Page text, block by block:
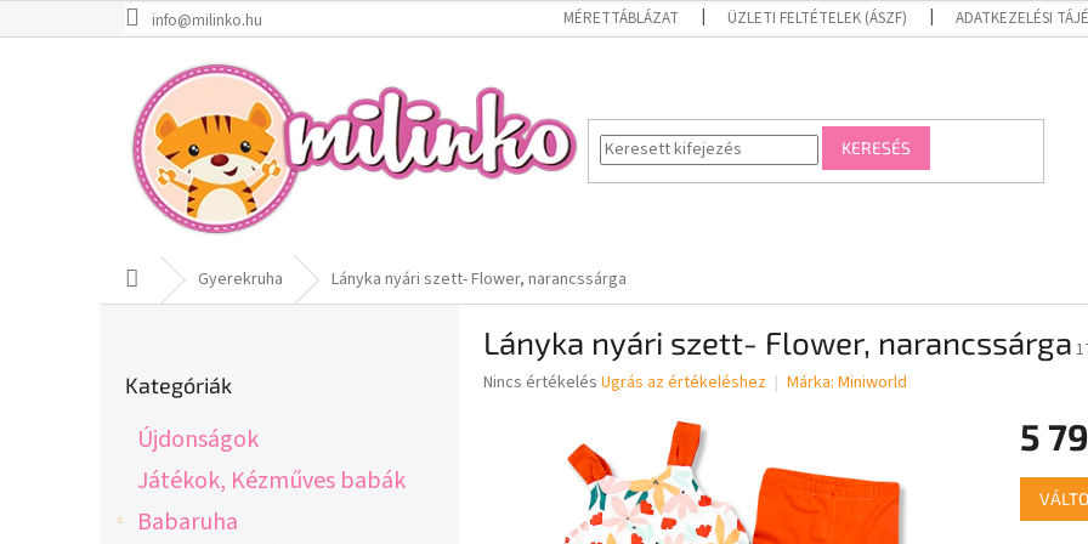
a
info@milinko.hu MÉRETTÁBLÁZAT ÜZLETI FELTÉTELEK (ÁSZF) ADATKEZELÉSI
KERESÉS
KezdőlapGyerekruha Lányka nyári szett- Flower, narancssárga
átugrása
Kategóriák
Újdonságok
Játékok, Kézműves babák
Babaruha
Lányka nyári szett- Flower, narancssárga
A
Nincs értékelés Ugrás az értékeléshez Márka: Miniworld
5